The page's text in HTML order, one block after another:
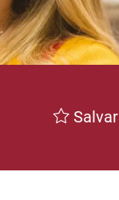
Salvar